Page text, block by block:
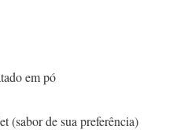
em pó
(sabor de sua preferência)